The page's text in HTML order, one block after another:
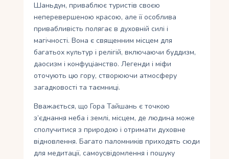
Шаньдун, приваблює туристів своєю
неперевершеною красою, але її особлива
привабливість полягає в духовній силі і
магічності. Вона є священним місцем для
багатьох культур і релігій, включаючи буддизм,
даосизм і конфуціанство. Легенди і міфи
оточують цю гору, створюючи атмосферу
загадковості та таємниці.
Вважається, що Гора Тайшань є точкою
з’єднання неба і землі, місцем, де людина може
сполучитися з природою і отримати духовне
відновлення. Багато паломників приходять сюди
для медитації, самоусвідомлення і пошуку